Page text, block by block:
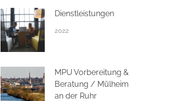
Dienstleistungen
2022
MPU Vorbereitung &
Beratung / Mülheim
an der Ruhr